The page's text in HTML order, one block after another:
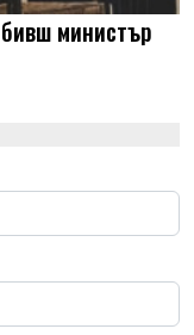
министър